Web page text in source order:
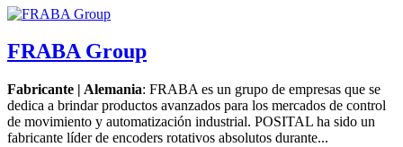
FRABA Group
Fabricante | Alemania: FRABA es un grupo de empresas que se
dedica a brindar productos avanzados para los mercados de control
de movimiento y automatización industrial. POSITAL ha sido un
fabricante líder de encoders rotativos absolutos durante...